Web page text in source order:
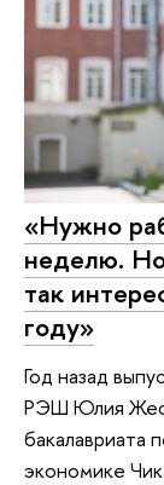
«Нужно
неделю.
так
году»
Год назад
РЭШ Юлия
бакалавриата
экономике